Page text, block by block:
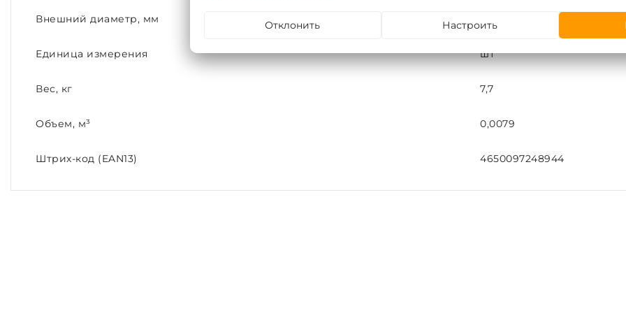
Внешний диаметр, мм
Единица измерения шт
Вес, кг 7,7
Объем, м³ 0,0079
Штрих-код (EAN13) 4650097248944
Отклонить Настроить